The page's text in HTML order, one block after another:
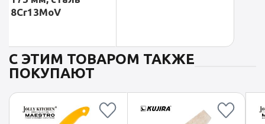
8Cr13MoV
С ЭТИМ ТОВАРОМ ТАКЖЕ
ПОКУПАЮТ